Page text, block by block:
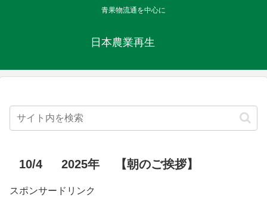
青果物流通を中心に
日本農業再生
10/4 2025年 【朝のご挨拶】
スポンサードリンク